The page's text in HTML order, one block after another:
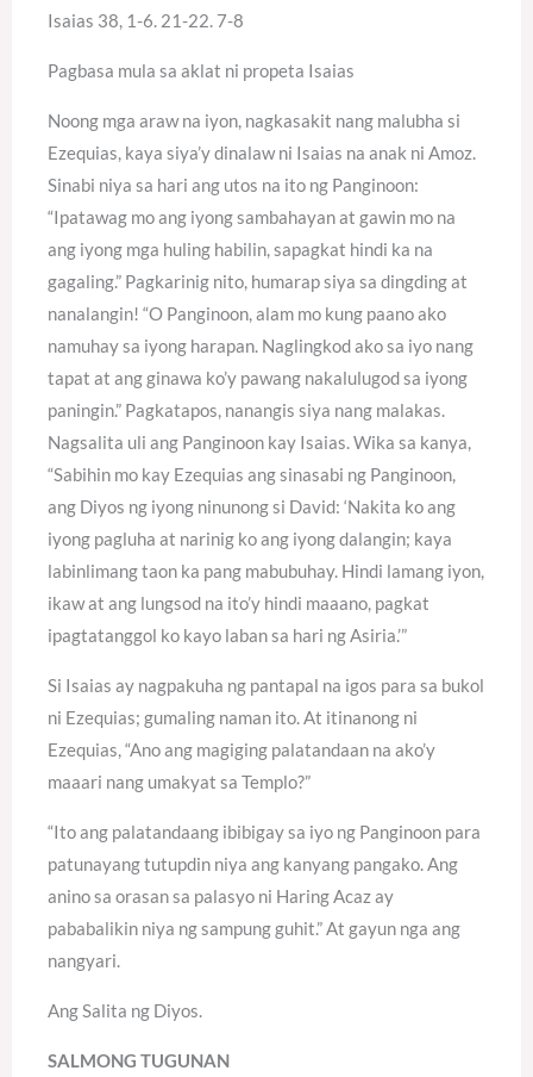
Isaias 38, 1-6. 21-22. 7-8
Pagbasa mula sa aklat ni propeta Isaias
Noong mga araw na iyon, nagkasakit nang malubha si
Ezequias, kaya siya’y dinalaw ni Isaias na anak ni Amoz.
Sinabi niya sa hari ang utos na ito ng Panginoon:
“Ipatawag mo ang iyong sambahayan at gawin mo na
ang iyong mga huling habilin, sapagkat hindi ka na
gagaling.” Pagkarinig nito, humarap siya sa dingding at
nanalangin! “O Panginoon, alam mo kung paano ako
namuhay sa iyong harapan. Naglingkod ako sa iyo nang
tapat at ang ginawa ko’y pawang nakalulugod sa iyong
paningin.” Pagkatapos, nanangis siya nang malakas.
Nagsalita uli ang Panginoon kay Isaias. Wika sa kanya,
“Sabihin mo kay Ezequias ang sinasabi ng Panginoon,
ang Diyos ng iyong ninunong si David: ‘Nakita ko ang
iyong pagluha at narinig ko ang iyong dalangin; kaya
labinlimang taon ka pang mabubuhay. Hindi lamang iyon,
ikaw at ang lungsod na ito’y hindi maaano, pagkat
ipagtatanggol ko kayo laban sa hari ng Asiria.’”
Si Isaias ay nagpakuha ng pantapal na igos para sa bukol
ni Ezequias; gumaling naman ito. At itinanong ni
Ezequias, “Ano ang magiging palatandaan na ako’y
maaari nang umakyat sa Templo?”
“Ito ang palatandaang ibibigay sa iyo ng Panginoon para
patunayang tutupdin niya ang kanyang pangako. Ang
anino sa orasan sa palasyo ni Haring Acaz ay
pababalikin niya ng sampung guhit.” At gayun nga ang
nangyari.
Ang Salita ng Diyos.
SALMONG TUGUNAN